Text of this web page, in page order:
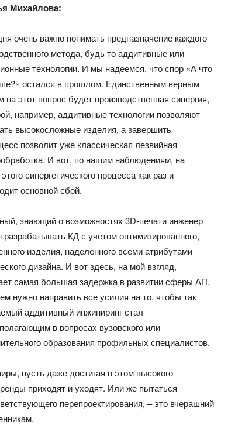
Михайлова:
очень важно понимать предназначение каждого
метода, будь то аддитивные или
технологии. И мы надеемся, что спор «А что
остался в прошлом. Единственным верным
на этот вопрос будет производственная синергия,
например, аддитивные технологии позволяют
высокосложные изделия, а завершить
позволит уже классическая лезвийная
И вот, по нашим наблюдениям, на
синергетического процесса как раз и
основной сбой.
знающий о возможностях 3D-печати инженер
разрабатывать КД с учетом оптимизированного,
изделия, наделенного всеми атрибутами
дизайна. И вот здесь, на мой взгляд,
самая большая задержка в развитии сферы АП.
нужно направить все усилия на то, чтобы так
аддитивный инжиниринг стал
в вопросах вузовского или
образования профильных специалистов.
пусть даже достигая в этом высокого
приходят и уходят. Или же пытаться
перепроектирования, – это вчерашний